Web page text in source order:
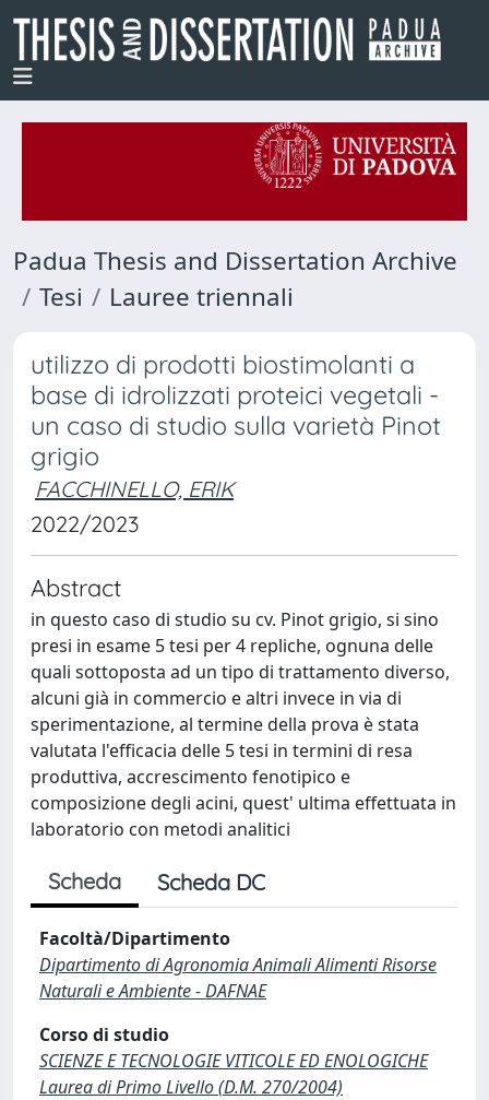
Padua Thesis and Dissertation Archive
Tesi
Lauree triennali
utilizzo di prodotti biostimolanti a
base di idrolizzati proteici vegetali -
un caso di studio sulla varietà Pinot
grigio
FACCHINELLO, ERIK
2022/2023
Abstract
in questo caso di studio su cv. Pinot grigio, si sino
presi in esame 5 tesi per 4 repliche, ognuna delle
quali sottoposta ad un tipo di trattamento diverso,
alcuni già in commercio e altri invece in via di
sperimentazione, al termine della prova è stata
valutata l'efficacia delle 5 tesi in termini di resa
produttiva, accrescimento fenotipico e
composizione degli acini, quest' ultima effettuata in
laboratorio con metodi analitici
Scheda Scheda DC
Facoltà/Dipartimento
Dipartimento di Agronomia Animali Alimenti Risorse
Naturali e Ambiente - DAFNAE
Corso di studio
SCIENZE E TECNOLOGIE VITICOLE ED ENOLOGICHE
Laurea di Primo Livello (D.M. 270/2004)